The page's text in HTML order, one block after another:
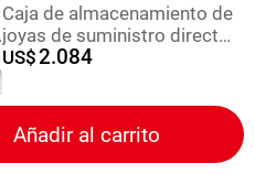
Caja de almacenamiento de
joyas de suministro directo
transfronterizo, caja de
joyería doméstica portátil
de doble capa para
pendientes, anillos,
collares, caja de joyería
multicapa
US$2.084
Añadir al carrito